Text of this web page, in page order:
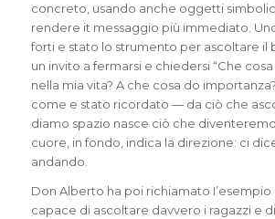
concreto, usando anche oggetti
rendere it messaggio più immediato.
forti e stato lo strumento per ascoltare il
un invito a fermarsi e chiedersi “Che
nella mia vita? A che cosa do
come e stato ricordato — da ciò che
diamo spazio nasce ciò che diventeremo
cuore, in fondo, indica la direzione: ci
andando.
Don Alberto ha poi richiamato I’esempio
capace di ascoltare davvero i ragazzi e